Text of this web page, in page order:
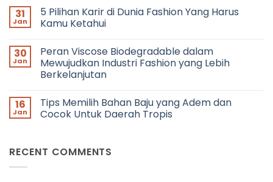
Bertemu
dengan
Fashion
Berkolaborasi?
on
Pantone
Colour
Year
2025:
JFH
Menyediakan
Mocha
Mousse
untuk
31
Jan
5 Pilihan Karir di Dunia Fashion Yang Harus
Kamu Ketahui
on
5
Pilihan
Karir
Fashion
Yang
Harus
30
Jan
Peran Viscose Biodegradable dalam
Mewujudkan Industri Fashion yang Lebih
Berkelanjutan
on
Peran
Viscose
Industri
Fashion
16
Jan
Tips Memilih Bahan Baju yang Adem dan
Cocok Untuk Daerah Tropis
Tips
Memilih
RECENT COMMENTS